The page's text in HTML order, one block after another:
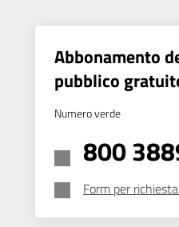
Abbonamento
pubblico
Numero verde
800
Form per